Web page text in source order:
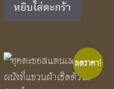
฿500.00.
หยิบใส่ตะกร้า
ลดราคา!